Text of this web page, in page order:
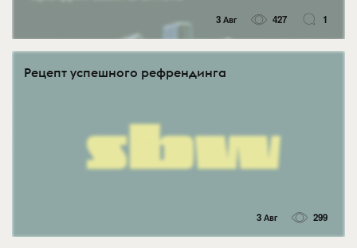
3 Авг 427 1
Рецепт успешного рефрендинга
3 Авг 299